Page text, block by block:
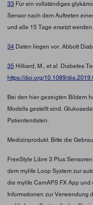
33 Für ein vollständiges
Sensor nach dem Auftreten
und alle 15 Tage ersetzt werden.
34 Daten liegen vor. Abbott
35 Hilliard, M., et al. Diabetes
https://doi.org/10.1089/
Bei den hier gezeigten Bildern
Modells gestellt sind.
Patientendaten.
Medizinprodukt. Bitte die
FreeStyle Libre 3 Plus
dem mylife Loop System zur
die mylife CamAPS FX App
Informationen zur Verwendung